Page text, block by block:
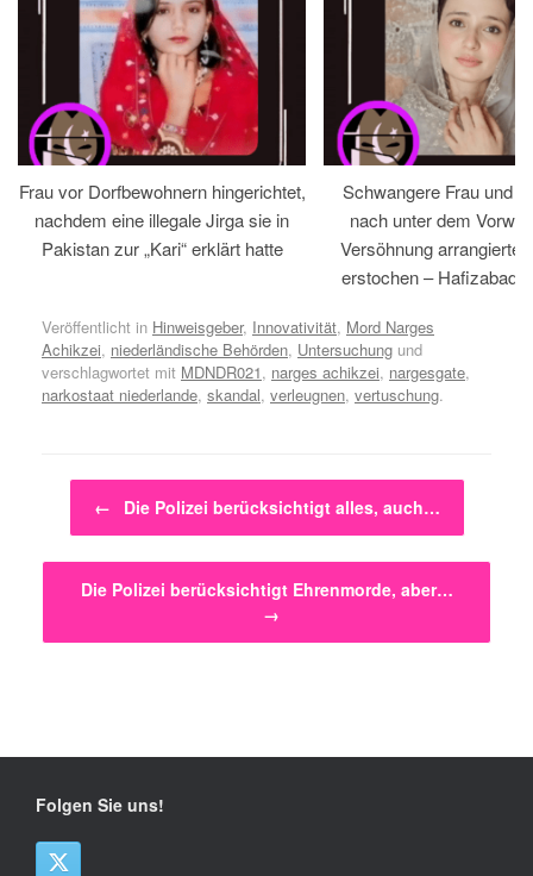
Frau vor Dorfbewohnern hingerichtet,
nachdem eine illegale Jirga sie in
Pakistan zur „Kari“ erklärt hatte
Schwangere Frau und
nach unter dem
Versöhnung
erstochen – Hafizabad,
Veröffentlicht in Hinweisgeber, Innovativität, Mord Narges
Achikzei, niederländische Behörden, Untersuchung und
verschlagwortet mit MDNDR021, narges achikzei, nargesgate,
narkostaat niederlande, skandal, verleugnen, vertuschung.
Beitragsnavigation
← Die Polizei berücksichtigt alles, auch…
Die Polizei berücksichtigt Ehrenmorde, aber…
→
Folgen Sie uns!